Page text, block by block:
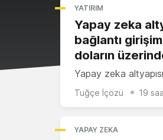
YATIRIM
Yapay zeka
bağlantı
doların
Yapay zeka
Tuğçe İçözü 19
YAPAY ZEKA